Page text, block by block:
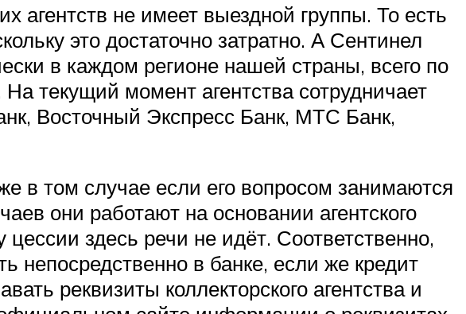
агентств не имеет выездной группы. То есть
это достаточно затратно. А Сентинел
в каждом регионе нашей страны, всего по
текущий момент агентства сотрудничает
Восточный Экспресс Банк, МТС Банк,
в том случае если его вопросом занимаются
они работают на основании агентского
цессии здесь речи не идёт. Соответственно,
непосредственно в банке, если же кредит
реквизиты коллекторского агентства и